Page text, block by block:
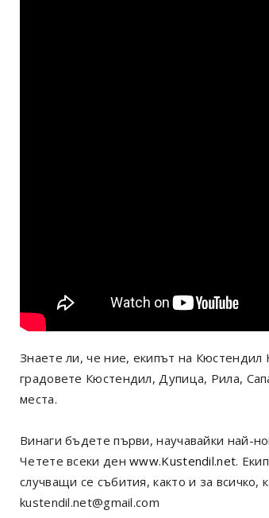
Знаете ли, че ние, екипът на Кюстендил
градовете Кюстендил, Дупица, Рила,
места.
Винаги бъдете първи, научавайки най-
Четете всеки денwww.Kustendil.net.
случващи се събития, както и за
kustendil.net@gmail.com